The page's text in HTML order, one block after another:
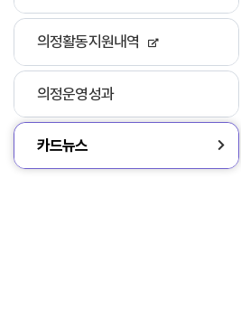
의정활동지원내역
의정운영성과
카드뉴스